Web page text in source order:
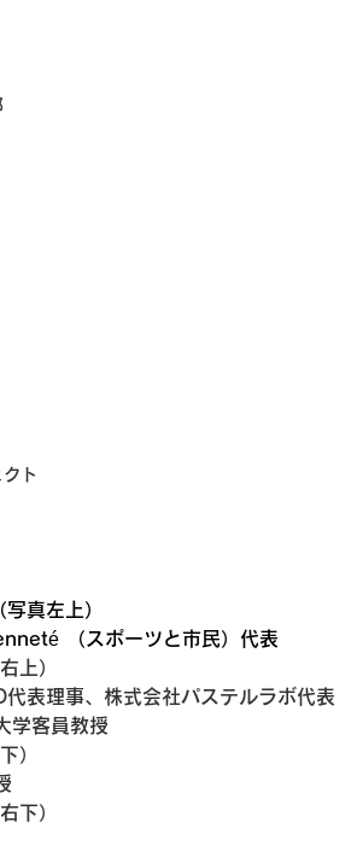
ト
写真左上）
（スポーツと市民）代表
上）
代表理事、株式会社パステルラボ代表
学客員教授
）
下）